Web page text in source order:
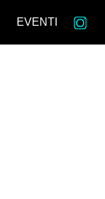
EVENTI in